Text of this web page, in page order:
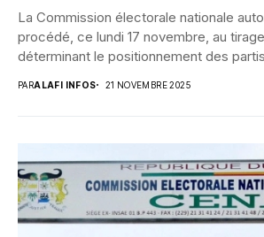
La Commission électorale nationale
procédé, ce lundi 17 novembre, au
déterminant le positionnement des
PARALAFI INFOS 21 NOVEMBRE 2025